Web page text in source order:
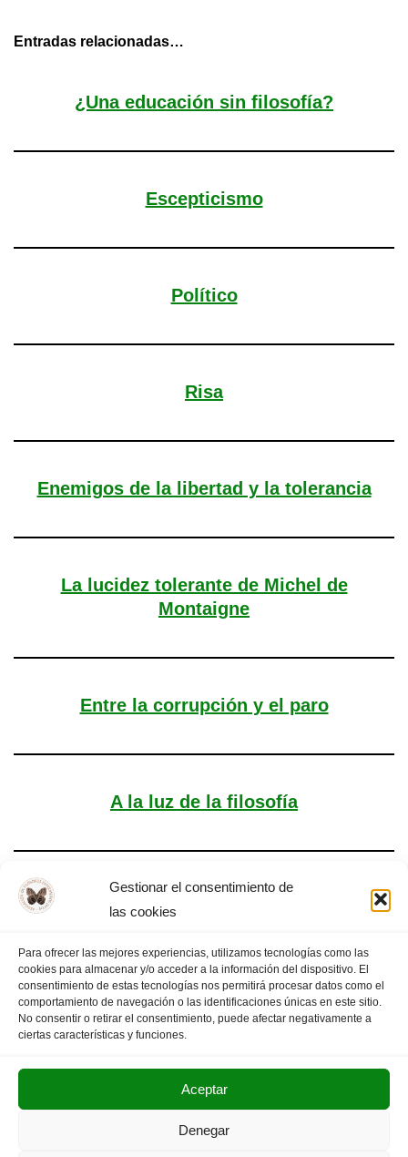
Gestionar el consentimiento de
las cookies
Para ofrecer las mejores experiencias, utilizamos tecnologías como las
cookies para almacenar y/o acceder a la información del dispositivo. El
consentimiento de estas tecnologías nos permitirá procesar datos como el
comportamiento de navegación o las identificaciones únicas en este sitio.
No consentir o retirar el consentimiento, puede afectar negativamente a
ciertas características y funciones.
Aceptar
Denegar
Entradas relacionadas…
¿Una educación sin filosofía?
Escepticismo
Político
Risa
Enemigos de la libertad y la tolerancia
La lucidez tolerante de Michel de
Montaigne
Entre la corrupción y el paro
A la luz de la filosofía
Triste alegría
1 2 3 … 7 PÁGINA SIGUIENTE
POLITICA DE PRIVACIDAD
AVISO LEGAL